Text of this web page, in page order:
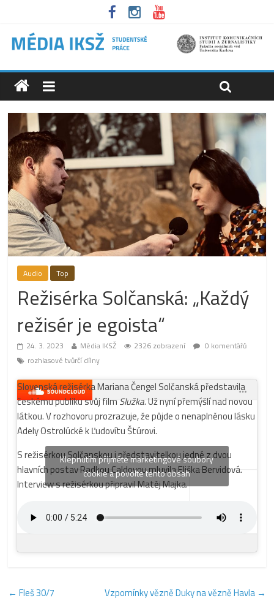
Audio Top
Režisérka Solčanská: „Každý
režisér je egoista“
24. 3. 2023 Média IKSŽ 2326 zobrazení
0 komentářů
rozhlasové tvůrčí dílny
Slovenská režisérka Mariana Čengel Solčanská představila
českému publiku svůj film Služka. Už nyní přemýšlí nad novou
látkou. V rozhovoru prozrazuje, že půjde o nenaplněnou lásku
Adely Ostrolúcké k Ľudovítu Štúrovi.
S režisérkou Solčanskou i představitelkou jedné z dvou
hlavních postav Radkou Caldovou mluvila Eliška Bervidová.
Interview s režisérkou připravil Matěj Majka.
Klepnutím přijměte marketingové soubory
cookie a povolte tento obsah
← Fleš 30/7 Vzpomínky vězně Duky na vězně Havla →